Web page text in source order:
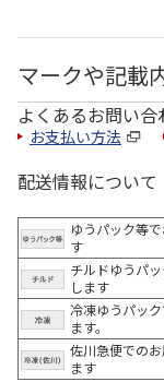
マークや記載
よくあるお問い合
お支払い方法
配送情報について
ゆうパック等
す
チルドゆうパ
します
冷凍ゆうパッ
ます。
佐川急便での
ます